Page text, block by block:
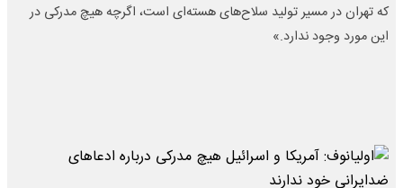
که تهران در مسیر تولید سلاح‌های هسته‌ای است، اگرچه هیچ مدرکی در
این مورد وجود ندارد.»